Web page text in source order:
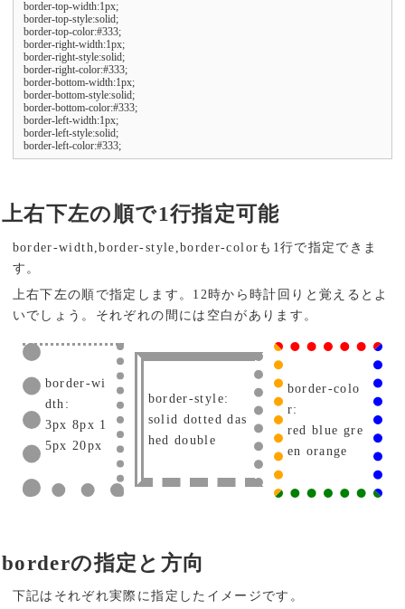
border-top-width:1px;
border-top-style:solid;
border-top-color:#333;
border-right-width:1px;
border-right-style:solid;
border-right-color:#333;
border-bottom-width:1px;
border-bottom-style:solid;
border-bottom-color:#333;
border-left-width:1px;
border-left-style:solid;
border-left-color:#333;
上右下左の順で1行指定可能
border-width,border-style,border-colorも1行で指定できま
す。
上右下左の順で指定します。12時から時計回りと覚えるとよ
いでしょう。それぞれの間には空白があります。
border-wi
dth:
3px 8px 1
5px 20px
border-style:
solid dotted das
hed double
border-colo
r:
red blue gre
en orange
borderの指定と方向
下記はそれぞれ実際に指定したイメージです。